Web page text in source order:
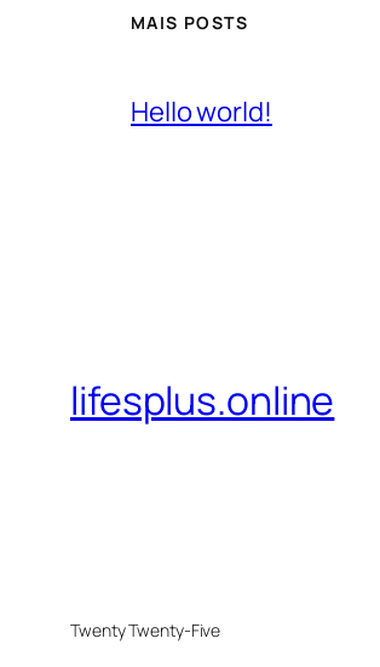
MAIS POSTS
Hello world!
lifesplus.online
Twenty Twenty-Five